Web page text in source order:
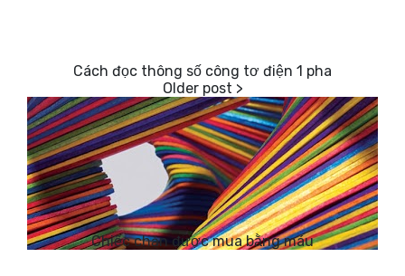
Cách đọc thông số công tơ điện 1 pha
Chiếc chăn được mua bằng máu